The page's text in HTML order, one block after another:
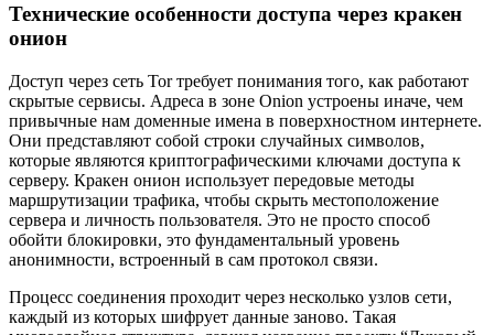
Технические особенности доступа через кракен
онион
Доступ через сеть Tor требует понимания того, как работают
скрытые сервисы. Адреса в зоне Onion устроены иначе, чем
привычные нам доменные имена в поверхностном интернете.
Они представляют собой строки случайных символов,
которые являются криптографическими ключами доступа к
серверу. Кракен онион использует передовые методы
маршрутизации трафика, чтобы скрыть местоположение
сервера и личность пользователя. Это не просто способ
обойти блокировки, это фундаментальный уровень
анонимности, встроенный в сам протокол связи.
Процесс соединения проходит через несколько узлов сети,
каждый из которых шифрует данные заново. Такая